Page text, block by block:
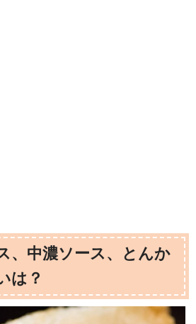
、中濃ソース、とんか
は？